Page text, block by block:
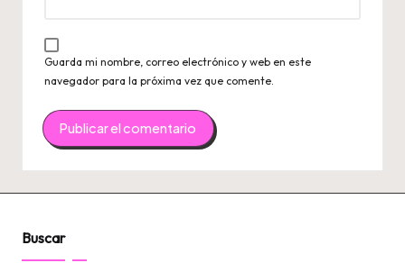
Guarda mi nombre, correo electrónico y web en este
navegador para la próxima vez que comente.
Buscar